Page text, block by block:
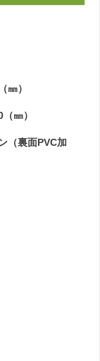
㎜）
㎜）
（裏面PVC加